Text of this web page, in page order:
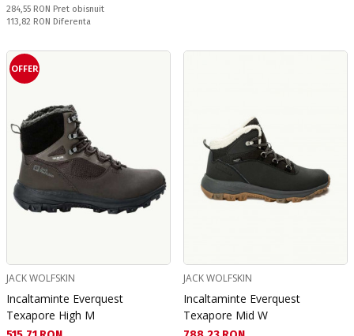
Pret obisnuit:
284,55 RON Pret obisnuit
Спестявате:
113,82 RON Diferenta
OFFER
JACK WOLFSKIN
Incaltaminte Everquest
Texapore High M
JACK WOLFSKIN
Incaltaminte Everquest
Texapore Mid W